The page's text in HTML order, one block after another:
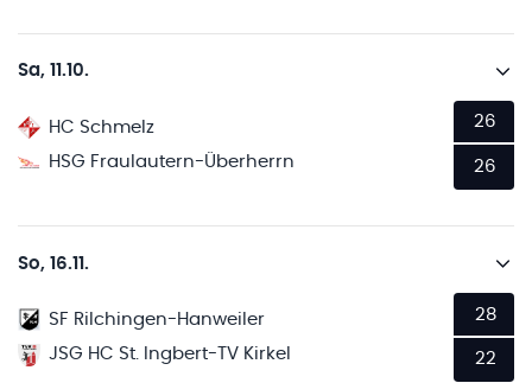
Sa, 11.10.
HC Schmelz
HSG Fraulautern-Überherrn
26
26
So, 16.11.
SF Rilchingen-Hanweiler
JSG HC St. Ingbert-TV Kirkel
28
22